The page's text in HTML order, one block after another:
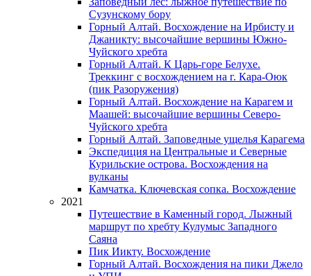
Сузунскому бору
Горный Алтай. Восхождение на Ирбисту и
Джаникту: высочайшие вершины Южно-
Чуйского хребта
Горный Алтай. К Царь-горе Белухе.
Треккинг с восхождением на г. Кара-Оюк
(пик Разоружения)
Горный Алтай. Восхождение на Карагем и
Маашей: высочайшие вершины Северо-
Чуйского хребта
Горный Алтай. Заповедные ущелья Карагема
Экспедиция на Центральные и Северные
Курильские острова. Восхождения на
вулканы
Камчатка. Ключевская сопка. Восхождение
2021
Путешествие в Каменный город. Лыжный
маршрут по хребту Кулумыс Западного
Саяна
Пик Иикту. Восхождение
Горный Алтай. Восхождения на пики Джело